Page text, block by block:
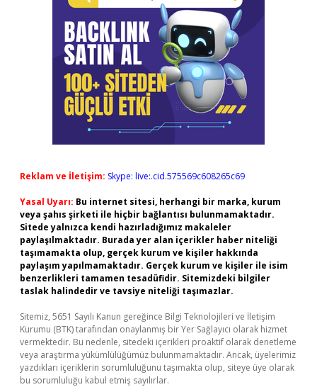
Reklam ve İletişim: Skype: live:.cid.575569c608265c69
Yasal Uyarı: Bu internet sitesi, herhangi bir marka, kurum
veya şahıs şirketi ile hiçbir bağlantısı bulunmamaktadır.
Sitede yalnızca kendi hazırladığımız makaleler
paylaşılmaktadır. Burada yer alan içerikler haber niteliği
taşımamakta olup, gerçek kurum ve kişiler hakkında
paylaşım yapılmamaktadır. Gerçek kurum ve kişiler ile isim
benzerlikleri tamamen tesadüfidir. Sitemizdeki bilgiler
taslak halindedir ve tavsiye niteliği taşımazlar.
Sitemiz, 5651 Sayılı Kanun gereğince Bilgi Teknolojileri ve İletişim
Kurumu (BTK) tarafından onaylanmış bir Yer Sağlayıcı olarak hizmet
vermektedir. Bu nedenle, sitedeki içerikleri proaktif olarak denetleme
veya araştırma yükümlülüğümüz bulunmamaktadır. Ancak, üyelerimiz
yazdıkları içeriklerin sorumluluğunu taşımakta olup, siteye üye olarak
bu sorumluluğu kabul etmiş sayılırlar.